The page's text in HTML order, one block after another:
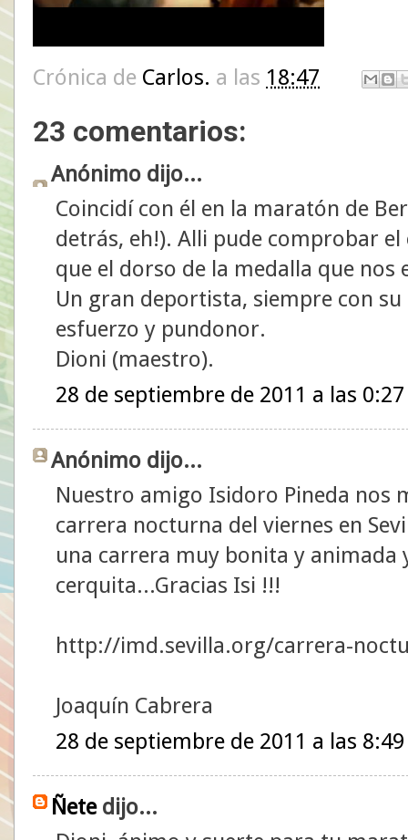
Crónica de Carlos. a las 18:47
23 comentarios:
Anónimo dijo...
Coincidí con él en la maratón de
detrás, eh!). Alli pude comprobar
que el dorso de la medalla que
Un gran deportista, siempre con
esfuerzo y pundonor.
Dioni (maestro).
28 de septiembre de 2011 a las 0:27
Anónimo dijo...
Nuestro amigo Isidoro Pineda nos
carrera nocturna del viernes en
una carrera muy bonita y animada
cerquita...Gracias Isi !!!
http://imd.sevilla.org/carrera-
Joaquín Cabrera
28 de septiembre de 2011 a las 8:49
Ñetedijo...